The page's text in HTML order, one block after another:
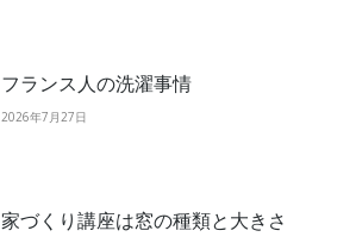
フランス人の洗濯事情
2026年7月27日
家づくり講座は窓の種類と大きさ